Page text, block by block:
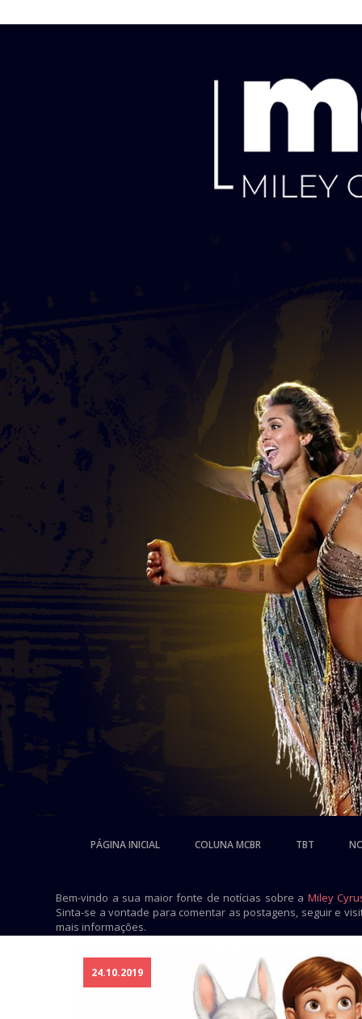
PÁGINA INICIAL COLUNA MCBR TBT
Bem-vindo a sua maior fonte de notícias sobre a Miley
Sinta-se a vontade para comentar as postagens, seguir e
mais informações.
24.10.2019